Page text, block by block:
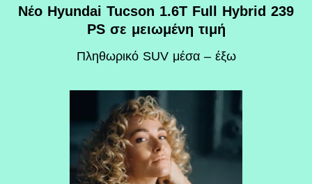
Νέο Hyundai Tucson 1.6T Full Hybrid 239
PS σε μειωμένη τιμή
Πληθωρικό SUV μέσα – έξω